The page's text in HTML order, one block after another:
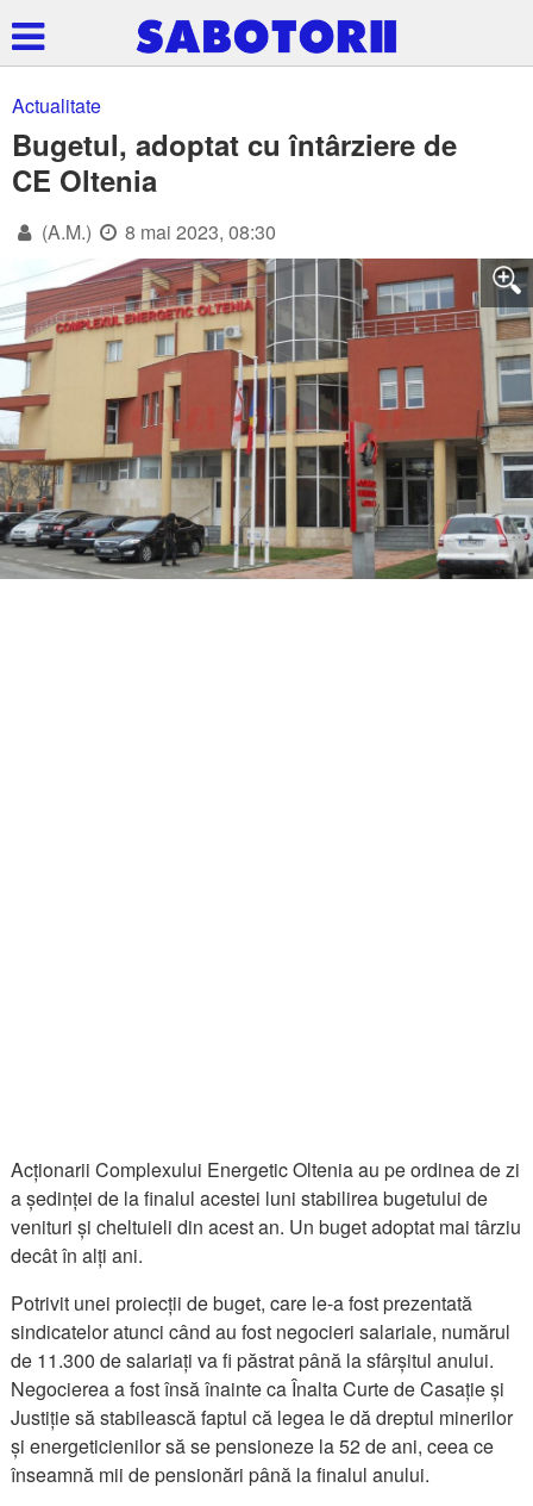
Actualitate
Bugetul, adoptat cu întârziere de
CE Oltenia
(A.M.) 8 mai 2023, 08:30
Acționarii Complexului Energetic Oltenia au pe ordinea de zi
a ședinței de la finalul acestei luni stabilirea bugetului de
venituri și cheltuieli din acest an. Un buget adoptat mai târziu
decât în alți ani.
Potrivit unei proiecții de buget, care le-a fost prezentată
sindicatelor atunci când au fost negocieri salariale, numărul
de 11.300 de salariați va fi păstrat până la sfârșitul anului.
Negocierea a fost însă înainte ca Înalta Curte de Casație și
Justiție să stabilească faptul că legea le dă dreptul minerilor
și energeticienilor să se pensioneze la 52 de ani, ceea ce
înseamnă mii de pensionări până la finalul anului.